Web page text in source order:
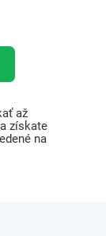
až
získate
na